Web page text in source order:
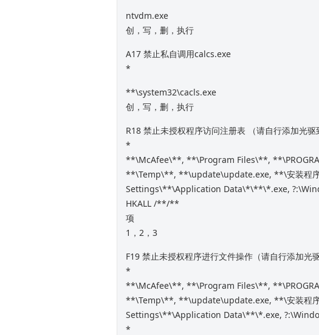
ntvdm.exe
创，写，删，执行
A17 禁止私自调用calcs.exe
*
**\system32\cacls.exe
创，写，删，执行
R18 禁止未授权程序访问注册表 （请自行添加光驱
*
**\McAfee\**, **\Program Files\**,
**\Temp\**, **\update\update.exe, **\安装程
Settings\**\Application Data\*\**\*.exe,
HKALL /**/**
项
1，2，3
F19 禁止未授权程序进行文件操作（请自行添加光
*
**\McAfee\**, **\Program Files\**,
**\Temp\**, **\update\update.exe, **\安装程
Settings\**\Application Data\**\*.exe,
*